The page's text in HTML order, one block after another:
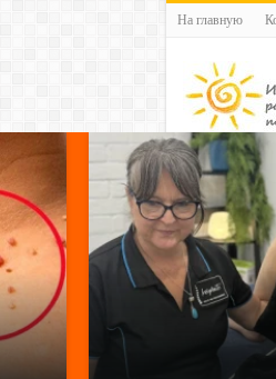
На главную